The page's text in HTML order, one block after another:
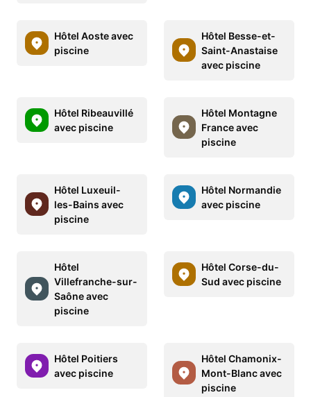
Hôtel Aoste avec
piscine
Hôtel Besse-et-
Saint-Anastaise
avec piscine
Hôtel Ribeauvillé
avec piscine
Hôtel Montagne
France avec
piscine
Hôtel Luxeuil-
les-Bains avec
piscine
Hôtel Normandie
avec piscine
Hôtel
Villefranche-sur-
Saône avec
piscine
Hôtel Corse-du-
Sud avec piscine
Hôtel Poitiers
avec piscine
Hôtel Chamonix-
Mont-Blanc avec
piscine